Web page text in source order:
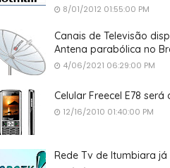
8/01/2012 01:55:00 PM
Canais de Televisão
Antena parabólica no
4/06/2021 06:29:00 PM
Celular Freecel E78 será
12/16/2010 01:40:00 PM
Rede Tv de Itumbiara já